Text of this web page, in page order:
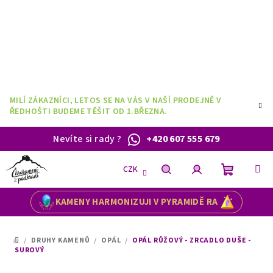
MILÍ ZÁKAZNÍCI, LETOS SE NA VÁS V NAŠÍ PRODEJNĚ V
ŘEDHOŠTI BUDEME TĚŠIT OD 1.BŘEZNA.
Nevíte si rady? +420 607 555 679
KAMENY HARMONIZUJI V PYRAMIDĚ RA
CZK
HledatPřihlášeníNákupní
DOMŮ
/ DRUHY KAMENŮ / OPÁL / OPÁL RŮŽOVÝ - ZRCADLO DUŠE -
SUROVÝ